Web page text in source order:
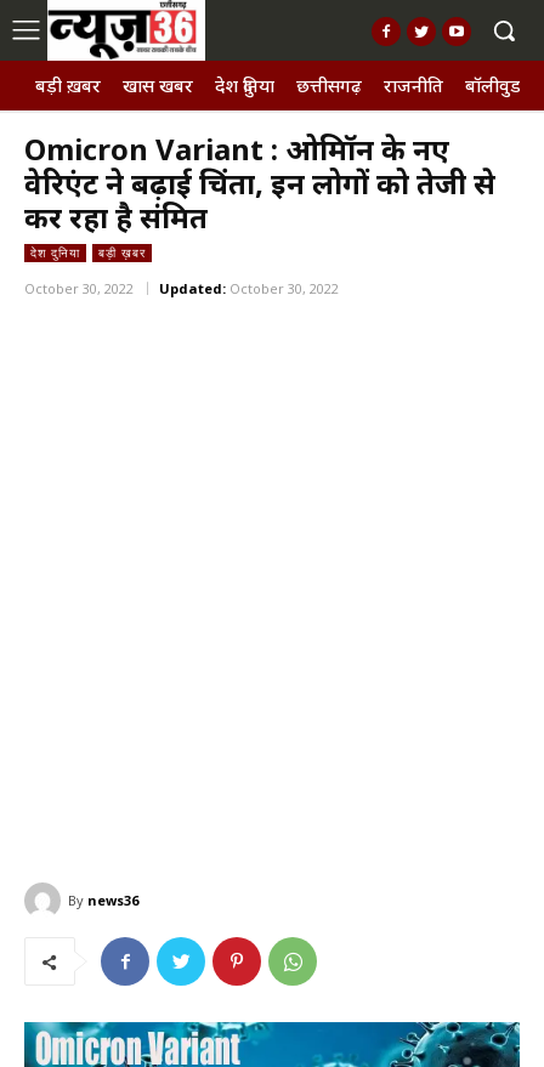
बड़ी ख़बर खास खबर देश दुनिया छत्तीसगढ़ राजनीति बॉलीवुड,
Omicron Variant : ओमिक्रॉन के नए
वेरिएंट ने बढ़ाई चिंता, इन लोगों को तेजी से
कर रहा है संक्रमित
देश दुनिया बड़ी ख़बर
October 30, 2022 Updated: October 30, 2022
By news36